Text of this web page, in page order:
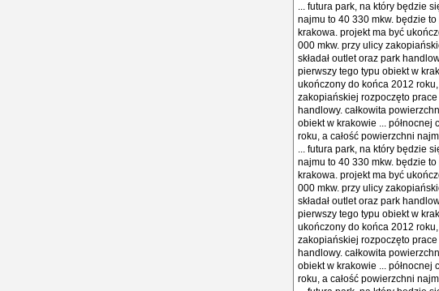
... futura park, na który będzie
najmu to 40 330 mkw. będzie
krakowa. projekt ma być
000 mkw. przy ulicy
składał outlet oraz park
pierwszy tego typu obiekt w
ukończony do końca 2012
zakopiańskiej rozpoczęto prace
handlowy. całkowita
obiekt w krakowie ... północnej
roku, a całość powierzchni
... futura park, na który będzie
najmu to 40 330 mkw. będzie
krakowa. projekt ma być
000 mkw. przy ulicy
składał outlet oraz park
pierwszy tego typu obiekt w
ukończony do końca 2012
zakopiańskiej rozpoczęto prace
handlowy. całkowita
obiekt w krakowie ... północnej
roku, a całość powierzchni